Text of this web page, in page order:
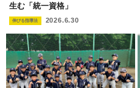
生む「統一資格」
伸びる指導法 2026.6.30